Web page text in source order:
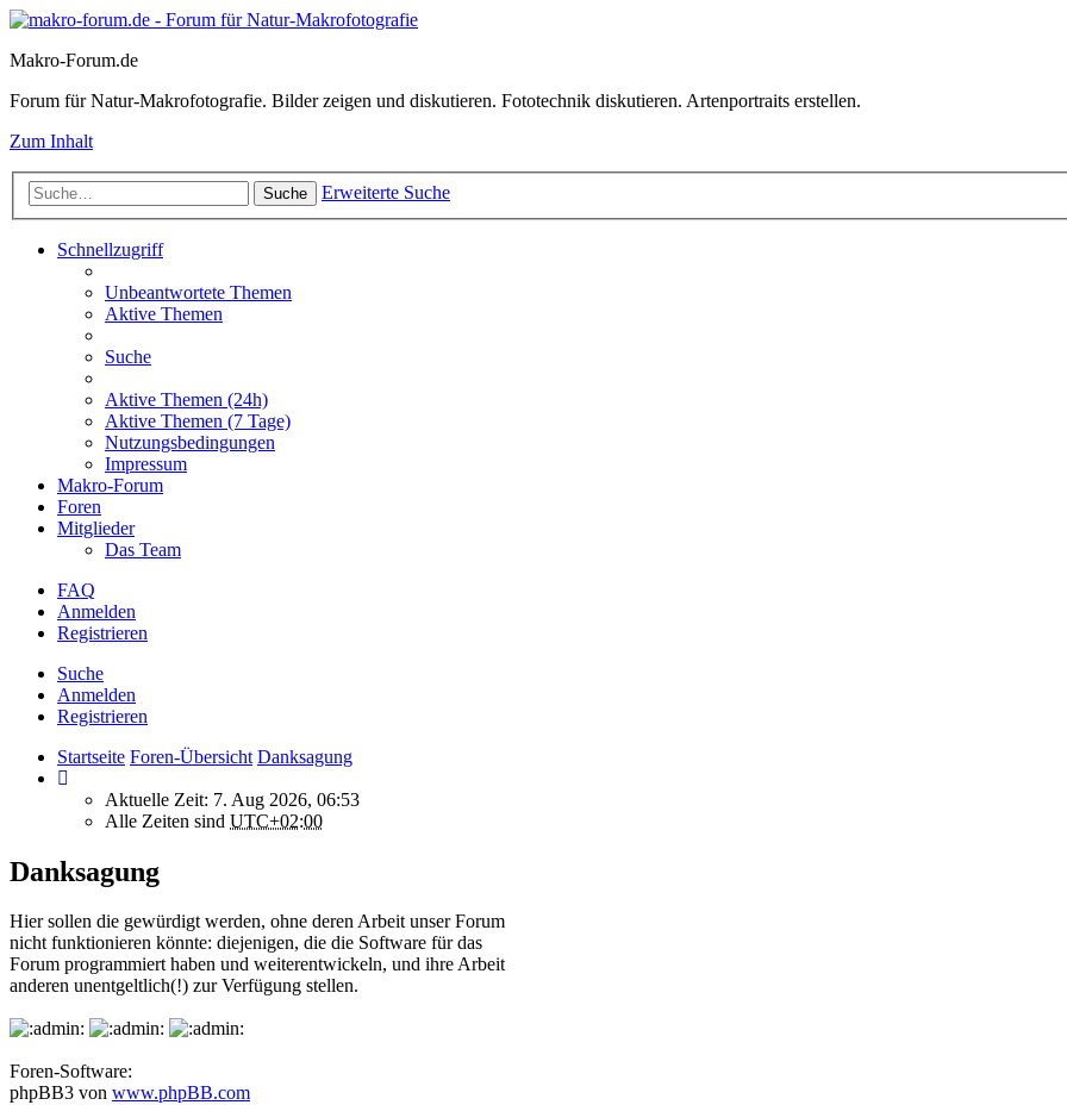
Makro-Forum.de
Forum für Natur-Makrofotografie. Bilder zeigen und diskutieren. Fototechnik diskutieren. Artenportraits erstellen.
Zum Inhalt
Suche Erweiterte Suche
Schnellzugriff
Unbeantwortete Themen
Aktive Themen
Suche
Aktive Themen (24h)
Aktive Themen (7 Tage)
Nutzungsbedingungen
Impressum
Makro-Forum
Foren
Mitglieder
Das Team
FAQ
Anmelden
Registrieren
Suche
Anmelden
Registrieren
Startseite Foren-Übersicht Danksagung
Aktuelle Zeit: 7. Aug 2026, 06:53
Alle Zeiten sind UTC+02:00
Danksagung
Hier sollen die gewürdigt werden, ohne deren Arbeit unser Forum
nicht funktionieren könnte: diejenigen, die die Software für das
Forum programmiert haben und weiterentwickeln, und ihre Arbeit
anderen unentgeltlich(!) zur Verfügung stellen.
Foren-Software:
phpBB3 von www.phpBB.com